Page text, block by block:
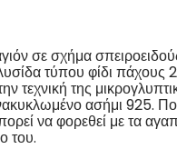
σε σχήμα
τύπου φίδι πάχους
τεχνική της
ασήμι 925.
να φορεθεί με τα
του.